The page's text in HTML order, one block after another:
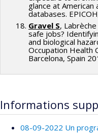
glance at American
databases.
Gravel S,
safe jobs?
and biological
Occupation Health
Barcelona, Spain
Informations
08-09-2022 Un